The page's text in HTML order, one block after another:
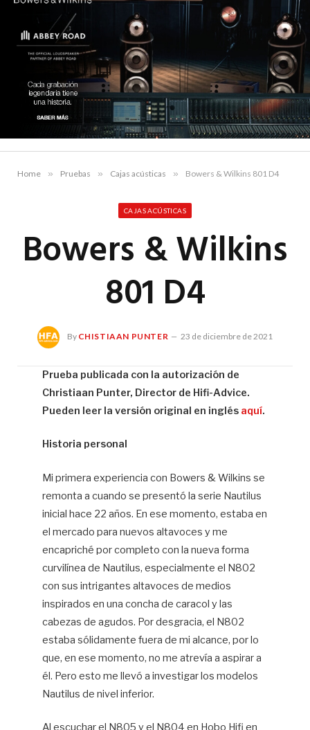
Home » Pruebas » Cajas acústicas » Bowers & Wilkins 801 D4
CAJAS ACÚSTICAS
Bowers & Wilkins
801 D4
By CHISTIAAN PUNTER 23 de diciembre de 2021
Prueba publicada con la autorización de
Christiaan Punter, Director de Hifi-Advice.
Pueden leer la versión original en inglés aquí.
Historia personal
Mi primera experiencia con Bowers & Wilkins se
remonta a cuando se presentó la serie Nautilus
inicial hace 22 años. En ese momento, estaba en
el mercado para nuevos altavoces y me
encapriché por completo con la nueva forma
curvilínea de Nautilus, especialmente el N802
con sus intrigantes altavoces de medios
inspirados en una concha de caracol y las
cabezas de agudos. Por desgracia, el N802
estaba sólidamente fuera de mi alcance, por lo
que, en ese momento, no me atrevía a aspirar a
él. Pero esto me llevó a investigar los modelos
Nautilus de nivel inferior.
Al escuchar el N805 y el N804 en Hobo Hifi en